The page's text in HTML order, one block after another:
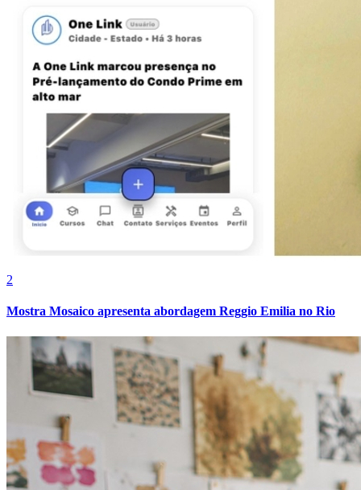
Santos
2
Mostra Mosaico apresenta abordagem Reggio Emilia no Rio